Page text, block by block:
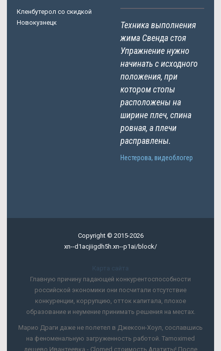
Кленбутерол со скидкой
Новокузнецк
Техника выполнения
жима Свенда стоя
Упражнение нужно
начинать с исходного
положения, при
котором стопы
расположены на
ширине плеч, спина
ровная, а плечи
расправлены.
Нестерова, видеоблогер
Copyright © 2015-2026
xn--d1acjiigdh5h.xn--p1ai/block/
Карта сайта
Главную причину падающей конкурентоспособности
российской экономики они посчитали отсутствие
конкуренции, коррупцию, отток капитала, плохое
образование и неумение принимать решения на местах.
Марио Драги даже не полетел в Джексон-Хоул, сославшись
на феноменальную загруженность работой. Tamoximed
дешево Ивантеевка - Clomed стоимость Апатиты! После